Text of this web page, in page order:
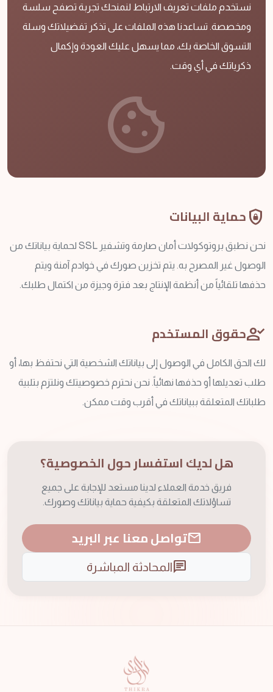
نستخدم ملفات تعريف الارتباط لنمنحك تجربة تصفح سلسة
ومخصصة. تساعدنا هذه الملفات على تذكر تفضيلاتك وسلة
التسوق الخاصة بك، مما يسهل عليك العودة وإكمال
ذكرياتك في أي وقت.
cookie
shield_lockحماية البيانات
نحن نطبق بروتوكولات أمان صارمة وتشفير SSL لحماية بياناتك من
الوصول غير المصرح به. يتم تخزين صورك في خوادم آمنة ويتم
حذفها تلقائياً من أنظمة الإنتاج بعد فترة وجيزة من اكتمال طلبك.
person_checkحقوق المستخدم
لك الحق الكامل في الوصول إلى بياناتك الشخصية التي نحتفظ بها، أو
طلب تعديلها أو حذفها نهائياً. نحن نحترم خصوصيتك ونلتزم بتلبية
طلباتك المتعلقة ببياناتك في أقرب وقت ممكن.
هل لديك استفسار حول الخصوصية؟
فريق خدمة العملاء لدينا مستعد للإجابة على جميع
تساؤلاتك المتعلقة بكيفية حماية بياناتك وصورك.
mailتواصل معنا عبر البريد
chat المحادثة المباشرة